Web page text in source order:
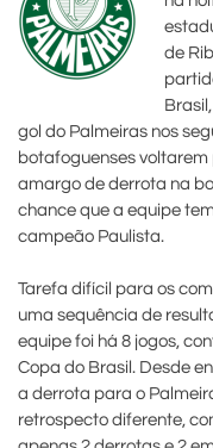
de
gol do Palmeiras nos
botafoguenses
amargo de derrota na
chance que a equipe
campeão Paulista.
Tarefa difícil para os
uma sequência de
equipe foi há 8 jogos,
Copa do Brasil. Desde
a derrota para o
retrospecto diferente,